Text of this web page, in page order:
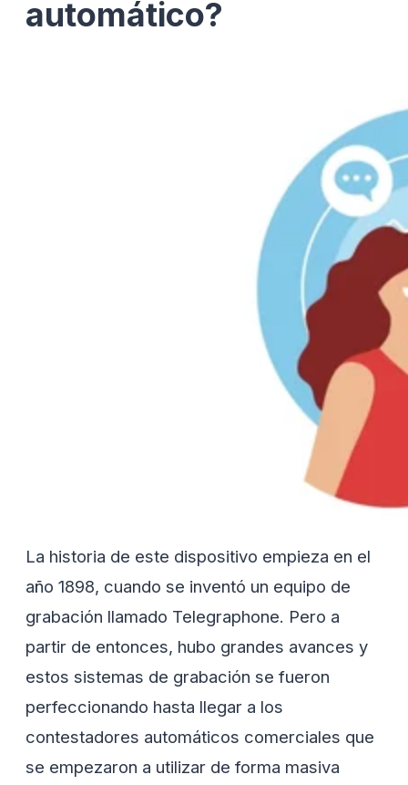
automático?
La historia de este dispositivo empieza en el
año 1898, cuando se inventó un equipo de
grabación llamado Telegraphone. Pero a
partir de entonces, hubo grandes avances y
estos sistemas de grabación se fueron
perfeccionando hasta llegar a los
contestadores automáticos comerciales que
se empezaron a utilizar de forma masiva